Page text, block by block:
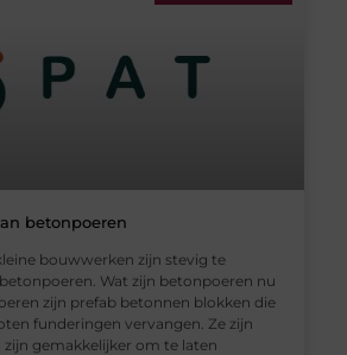
betonpoeren
bouwwerken zijn stevig te
Wat zijn betonpoeren nu
zijn prefab betonnen blokken die
funderingen vervangen. Ze zijn
zijn gemakkelijker om te laten